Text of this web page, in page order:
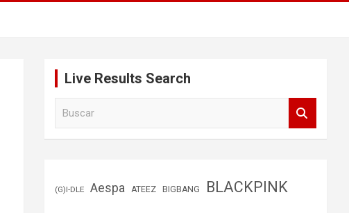
Live Results Search
(G)I-DLE Aespa ATEEZ BIGBANG BLACKPINK